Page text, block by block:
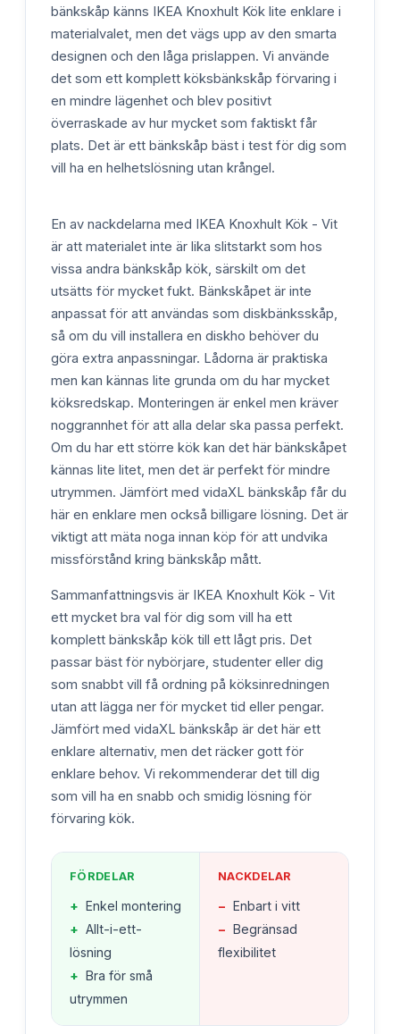
bänkskåp känns IKEA Knoxhult Kök lite enklare i
materialvalet, men det vägs upp av den smarta
designen och den låga prislappen. Vi använde
det som ett komplett köksbänkskåp förvaring i
en mindre lägenhet och blev positivt
överraskade av hur mycket som faktiskt får
plats. Det är ett bänkskåp bäst i test för dig som
vill ha en helhetslösning utan krångel.
En av nackdelarna med IKEA Knoxhult Kök - Vit
är att materialet inte är lika slitstarkt som hos
vissa andra bänkskåp kök, särskilt om det
utsätts för mycket fukt. Bänkskåpet är inte
anpassat för att användas som diskbänksskåp,
så om du vill installera en diskho behöver du
göra extra anpassningar. Lådorna är praktiska
men kan kännas lite grunda om du har mycket
köksredskap. Monteringen är enkel men kräver
noggrannhet för att alla delar ska passa perfekt.
Om du har ett större kök kan det här bänkskåpet
kännas lite litet, men det är perfekt för mindre
utrymmen. Jämfört med vidaXL bänkskåp får du
här en enklare men också billigare lösning. Det är
viktigt att mäta noga innan köp för att undvika
missförstånd kring bänkskåp mått.
Sammanfattningsvis är IKEA Knoxhult Kök - Vit
ett mycket bra val för dig som vill ha ett
komplett bänkskåp kök till ett lågt pris. Det
passar bäst för nybörjare, studenter eller dig
som snabbt vill få ordning på köksinredningen
utan att lägga ner för mycket tid eller pengar.
Jämfört med vidaXL bänkskåp är det här ett
enklare alternativ, men det räcker gott för
enklare behov. Vi rekommenderar det till dig
som vill ha en snabb och smidig lösning för
förvaring kök.
FÖRDELAR
+ Enkel montering
+ Allt-i-ett-
lösning
+ Bra för små
utrymmen
NACKDELAR
− Enbart i vitt
− Begränsad
flexibilitet